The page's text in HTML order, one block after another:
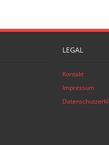
LEGAL
Kontakt
Impressum